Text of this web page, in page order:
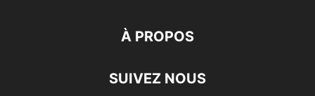
À PROPOS
SUIVEZ NOUS